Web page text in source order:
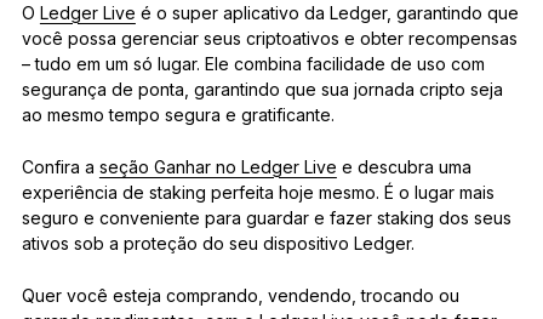
O Ledger Live é o super aplicativo da Ledger, garantindo que
você possa gerenciar seus criptoativos e obter recompensas
– tudo em um só lugar. Ele combina facilidade de uso com
segurança de ponta, garantindo que sua jornada cripto seja
ao mesmo tempo segura e gratificante.
Confira a seção Ganhar no Ledger Live e descubra uma
experiência de staking perfeita hoje mesmo. É o lugar mais
seguro e conveniente para guardar e fazer staking dos seus
ativos sob a proteção do seu dispositivo Ledger.
Quer você esteja comprando, vendendo, trocando ou